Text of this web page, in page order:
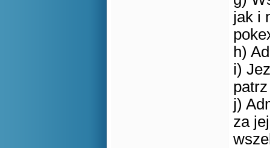
jak i
h)
i)
j)
za